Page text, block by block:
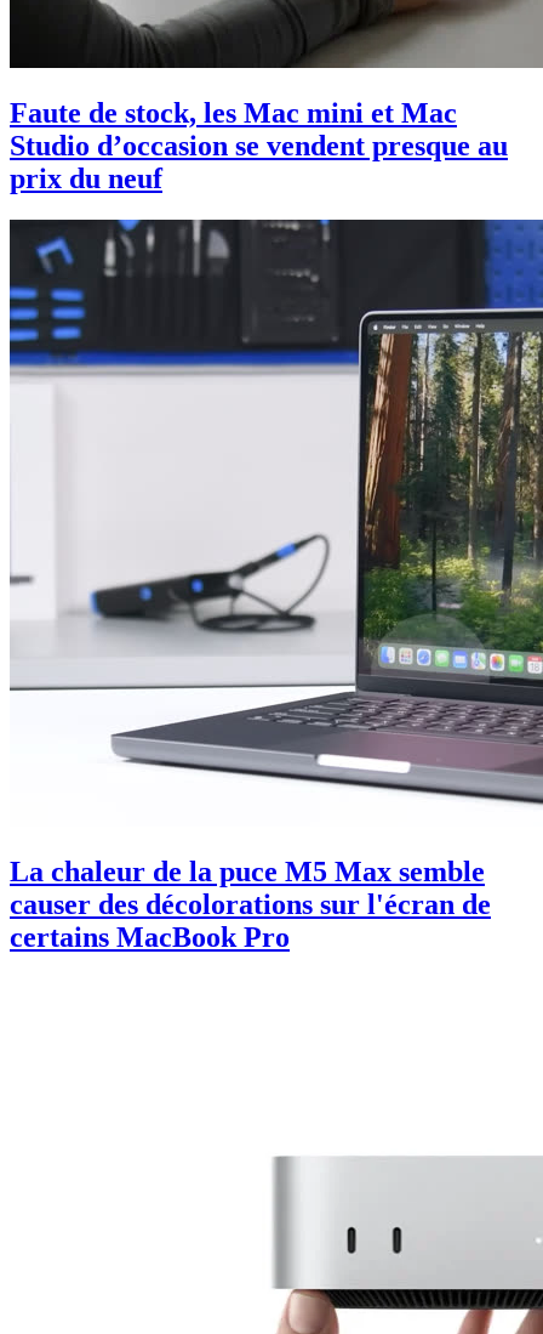
Faute de stock, les Mac mini et Mac
Studio d’occasion se vendent presque au
prix du neuf
La chaleur de la puce M5 Max semble
causer des décolorations sur l'écran de
certains MacBook Pro